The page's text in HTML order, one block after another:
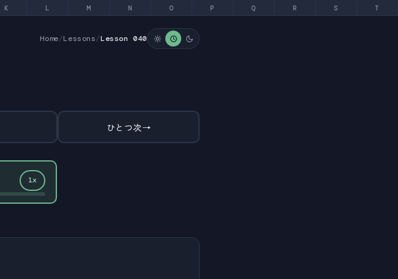
K L M N O P Q R S T
Home/Lessons/Lesson 040
ひとつ次→
1x